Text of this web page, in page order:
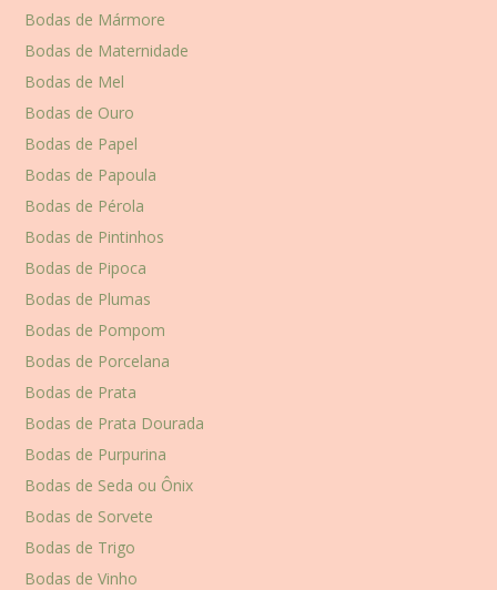
Bodas de Mármore
Bodas de Maternidade
Bodas de Mel
Bodas de Ouro
Bodas de Papel
Bodas de Papoula
Bodas de Pérola
Bodas de Pintinhos
Bodas de Pipoca
Bodas de Plumas
Bodas de Pompom
Bodas de Porcelana
Bodas de Prata
Bodas de Prata Dourada
Bodas de Purpurina
Bodas de Seda ou Ônix
Bodas de Sorvete
Bodas de Trigo
Bodas de Vinho